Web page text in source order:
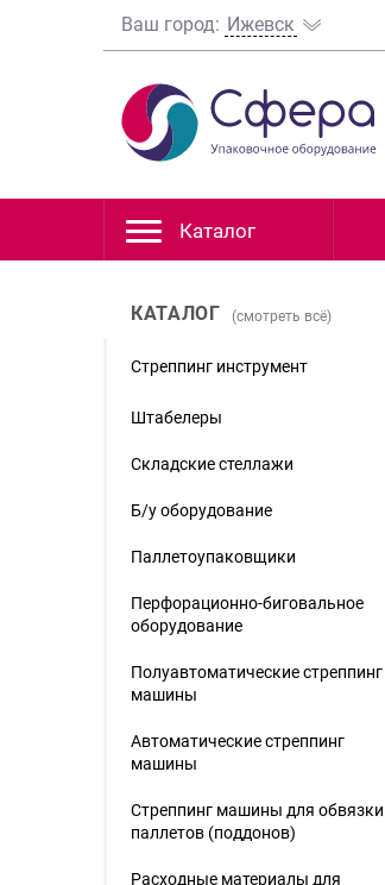
Ваш город: Ижевск
Каталог
КАТАЛОГ (смотреть всё)
Стреппинг инструмент
Штабелеры
Складские стеллажи
Б/у оборудование
Паллетоупаковщики
Перфорационно-биговальное
оборудование
Полуавтоматические стреппинг
машины
Автоматические стреппинг
машины
Стреппинг машины для обвязки
паллетов (поддонов)
Расходные материалы для